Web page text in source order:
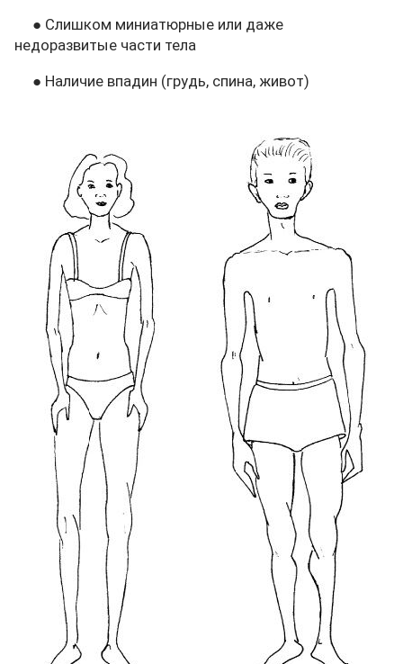
● Слишком миниатюрные или даже
недоразвитые части тела
● Наличие впадин (грудь, спина, живот)